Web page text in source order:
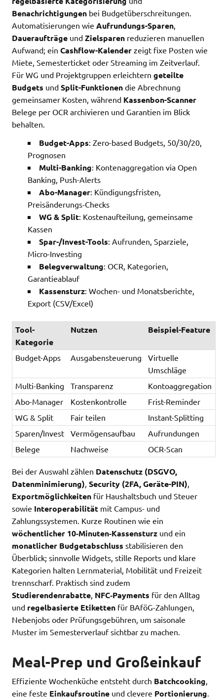
Benachrichtigungen bei Budgetüberschreitungen.
Automatisierungen wie Aufrundungs-Sparen
Daueraufträge und Zielsparen reduzieren manuellen
Aufwand; ein Cashflow-Kalender zeigt fixe Posten wie
Miete, Semesterticket oder Streaming im Zeitverlauf.
Für WG und Projektgruppen erleichtern geteilte
Budgets und Split-Funktionen die Abrechnung
gemeinsamer Kosten, während Kassenbon-Scanner
Belege per OCR archivieren und Garantien im Blick
behalten.
Budget-Apps: Zero-based Budgets, 50/30/20,
Prognosen
Multi-Banking: Kontenaggregation via Open
Banking, Push-Alerts
Abo-Manager: Kündigungsfristen,
Preisänderungs-Checks
WG & Split: Kostenaufteilung, gemeinsame
Kassen
Spar-/Invest-Tools: Aufrunden, Sparziele,
Micro-Investing
Belegverwaltung: OCR, Kategorien,
Garantieablauf
Kassensturz: Wochen- und Monatsberichte,
Export (CSV/Excel)
Tool-
Kategorie
Nutzen Beispiel-Feature
Budget-Apps Ausgabensteuerung
Virtuelle
Umschläge
Multi-Banking
Transparenz
Kontoaggregation
Abo-Manager
Kostenkontrolle
Frist-Reminder
WG & Split
Fair teilen
Instant-Splitting
Sparen/Invest
Vermögensaufbau
Aufrundungen
Belege
Nachweise OCR-Scan
Bei der Auswahl zählen Datenschutz (DSGVO,
Datenminimierung) Security (2FA, Geräte-PIN)
Exportmöglichkeiten für Haushaltsbuch und Steuer
sowie Interoperabilität mit Campus- und
Zahlungssystemen. Kurze Routinen wie ein
wöchentlicher 10‑Minuten‑Kassensturz und ein
monatlicher Budgetabschluss stabilisieren den
Überblick; sinnvolle Widgets, stille Reports und klare
Kategorien halten Lernmaterial, Mobilität und Freizeit
trennscharf. Praktisch sind zudem
Studierendenrabatte NFC‑Payments für den Alltag
und regelbasierte Etiketten für BAföG-Zahlungen,
Nebenjobs oder Prüfungsgebühren, um saisonale
Muster im Semesterverlauf sichtbar zu machen.
Meal-Prep und Großeinkauf
Effiziente Wochenküche entsteht durch Batchcooking,
eine feste Einkaufsroutine und clevere Portionierung.